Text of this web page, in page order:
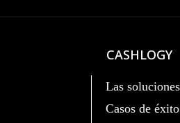
CASHLOGY
Las soluciones
Casos de éxito